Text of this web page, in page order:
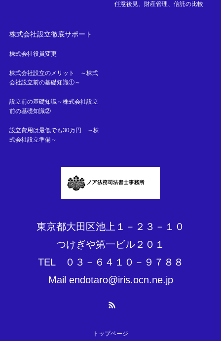
任意後見、財産管理、信託の比較
株式会社設立徹底サポート
株式会社役員変更
株式会社設立のメリット ～株式
会社設立前の基礎知識①～
設立前の基礎知識～株式会社設立
前の基礎知識②
設立費用は最低でも30万円 ～株
式会社設立準備～
東京都大田区池上１－２３－１０
つけぎや第一ビル２０１
TEL ０３－６４１０－９７８８
Mail endotaro@iris.ocn.ne.jp
トップページ